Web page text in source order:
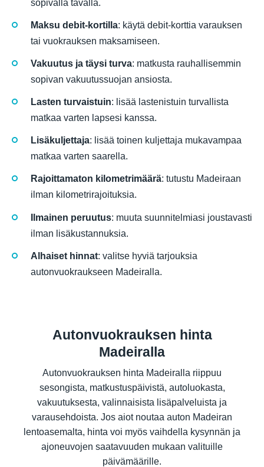
sopivalla tavalla.
Maksu debit-kortilla: käytä debit-korttia varauksen
tai vuokrauksen maksamiseen.
Vakuutus ja täysi turva: matkusta rauhallisemmin
sopivan vakuutussuojan ansiosta.
Lasten turvaistuin: lisää lastenistuin turvallista
matkaa varten lapsesi kanssa.
Lisäkuljettaja: lisää toinen kuljettaja mukavampaa
matkaa varten saarella.
Rajoittamaton kilometrimäärä: tutustu Madeiraan
ilman kilometrirajoituksia.
Ilmainen peruutus: muuta suunnitelmiasi joustavasti
ilman lisäkustannuksia.
Alhaiset hinnat: valitse hyviä tarjouksia
autonvuokraukseen Madeiralla.
Autonvuokrauksen hinta
Madeiralla
Autonvuokrauksen hinta Madeiralla riippuu
sesongista, matkustuspäivistä, autoluokasta,
vakuutuksesta, valinnaisista lisäpalveluista ja
varausehdoista. Jos aiot noutaa auton Madeiran
lentoasemalta, hinta voi myös vaihdella kysynnän ja
ajoneuvojen saatavuuden mukaan valituille
päivämäärille.